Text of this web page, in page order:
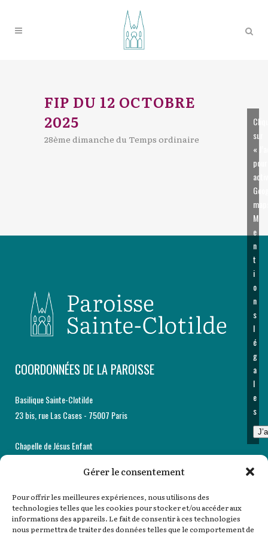
Gérer le consentement
Pour offrir les meilleures expériences, nous utilisons des
technologies telles que les cookies pour stocker et/ou accéder aux
informations des appareils. Le fait de consentir à ces technologies
nous permettra de traiter des données telles que le comportement de
FIP DU 12 OCTOBRE
2025
28ème dimanche du Temps ordinaire
sur
«
pour
M
e
n
t
i
o
n
s
l
é
g
a
l
e
s
COORDONNÉES DE LA PAROISSE
Basilique Sainte-Clotilde
23 bis, rue Las Cases - 75007 Paris
Chapelle de Jésus Enfant
Accueil et secrétariat paroissiaux
12, rue Martignac - 75007 Paris
Tél : 01 44 18 62 60